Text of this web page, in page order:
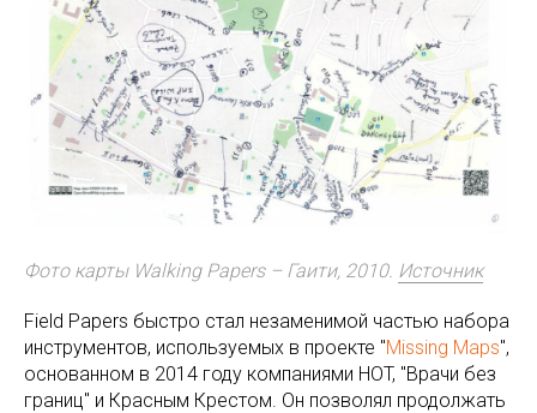
Фото карты Walking Papers – Гаити, 2010. Источник
Field Papers быстро стал незаменимой частью набора
инструментов, используемых в проекте "Missing Maps",
основанном в 2014 году компаниями HOT, "Врачи без
границ" и Красным Крестом. Он позволял продолжать